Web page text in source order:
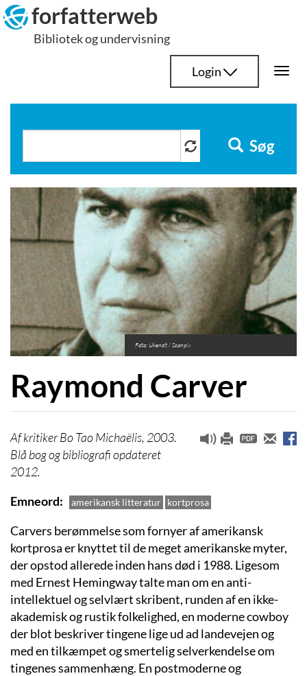
Hop
til
indhold
forfatterweb
Bibliotek og undervisning
Login
Søg
Foto: Ukendt / Scanpix
Raymond Carver
kritiker Bo Tao Michaëlis, 2003.
Blå bog og bibliografi opdateret
2012.
Emneord
amerikansk litteratur kortprosa
Carvers berømmelse som fornyer af amerikansk
kortprosa er knyttet til de meget amerikanske myter,
der opstod allerede inden hans død i 1988. Ligesom
med Ernest Hemingway talte man om en anti-
intellektuel og selvlært skribent, runden af en ikke-
akademisk og rustik folkelighed, en moderne cowboy
der blot beskriver tingene lige ud ad landevejen og
med en tilkæmpet og smertelig selverkendelse om
tingenes sammenhæng. En postmoderne og